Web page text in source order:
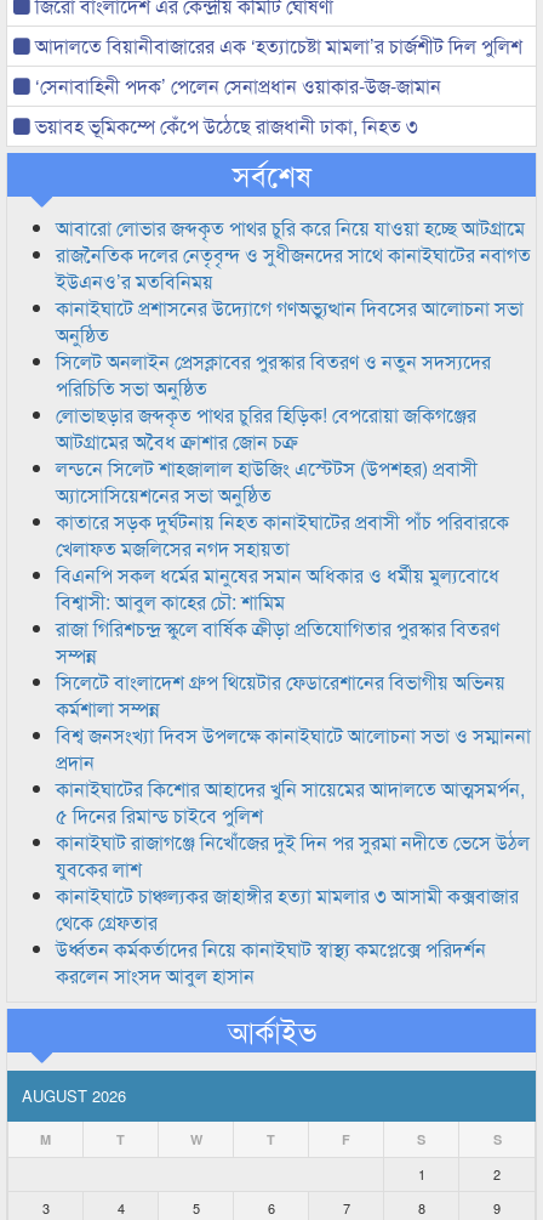
আদালতে বিয়ানীবাজারের এক ‘হত্যাচেষ্টা মামলা’র চার্জশীট দিল পুলিশ
‘সেনাবাহিনী পদক’ পেলেন সেনাপ্রধান ওয়াকার-উজ-জামান
ভয়াবহ ভূমিকম্পে কেঁপে উঠেছে রাজধানী ঢাকা, নিহত ৩
সর্বশেষ
আবারো লোভার জব্দকৃত পাথর চুরি করে নিয়ে যাওয়া হচ্ছে আটগ্রামে
রাজনৈতিক দলের নেতৃবৃন্দ ও সুধীজনদের সাথে কানাইঘাটের নবাগত
ইউএনও’র মতবিনিময়
কানাইঘাটে প্রশাসনের উদ্যোগে গণঅভ্যুত্থান দিবসের আলোচনা সভা
অনুষ্ঠিত
সিলেট অনলাইন প্রেসক্লাবের পুরস্কার বিতরণ ও নতুন সদস্যদের
পরিচিতি সভা অনুষ্ঠিত
লোভাছড়ার জব্দকৃত পাথর চুরির হিড়িক! বেপরোয়া জকিগঞ্জের
আটগ্রামের অবৈধ ক্রাশার জোন চক্র
লন্ডনে সিলেট শাহজালাল হাউজিং এস্টেটস (উপশহর) প্রবাসী
অ্যাসোসিয়েশনের সভা অনুষ্ঠিত
কাতারে সড়ক দুর্ঘটনায় নিহত কানাইঘাটের প্রবাসী পাঁচ পরিবারকে
খেলাফত মজলিসের নগদ সহায়তা
বিএনপি সকল ধর্মের মানুষের সমান অধিকার ও ধর্মীয় মুল্যবোধে
বিশ্বাসী: আবুল কাহের চৌ: শামিম
রাজা গিরিশচন্দ্র স্কুলে বার্ষিক ক্রীড়া প্রতিযোগিতার পুরস্কার বিতরণ
সম্পন্ন
সিলেটে বাংলাদেশ গ্রুপ থিয়েটার ফেডারেশানের বিভাগীয় অভিনয়
কর্মশালা সম্পন্ন
বিশ্ব জনসংখ্যা দিবস উপলক্ষে কানাইঘাটে আলোচনা সভা ও সম্মাননা
প্রদান
কানাইঘাটের কিশোর আহাদের খুনি সায়েমের আদালতে আত্মসমর্পন,
৫ দিনের রিমান্ড চাইবে পুলিশ
কানাইঘাট রাজাগঞ্জে নিখোঁজের দুই দিন পর সুরমা নদীতে ভেসে উঠল
যুবকের লাশ
কানাইঘাটে চাঞ্চল্যকর জাহাঙ্গীর হত্যা মামলার ৩ আসামী কক্সবাজার
থেকে গ্রেফতার
উর্ধ্বতন কর্মকর্তাদের নিয়ে কানাইঘাট স্বাস্থ্য কমপ্লেক্সে পরিদর্শন
করলেন সাংসদ আবুল হাসান
আর্কাইভ
AUGUST 2026
M T W T F S S
1
2
3
4 5 6 7 8 9